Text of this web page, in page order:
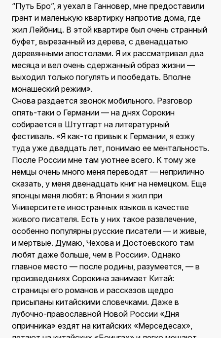
“Путь Бро”, я уехал в Ганновер, мне предоставили
грант и маленькую квартирку напротив дома, где
жил Лейбниц. В этой квартире был очень странный
буфет, вырезанный из дерева, с двенадцатью
деревянными апостолами. Я их рассматривал два
месяца и вел очень сдержанный образ жизни —
выходил только погулять и пообедать. Вполне
монашеский режим».
Снова раздается звонок мобильного. Разговор
опять-таки о Германии — на днях Сорокин
собирается в Штутгарт на литературный
фестиваль. «Я как-то привык к Германии, я езжу
туда уже двадцать лет, понимаю ее ментальность.
После России мне там уютнее всего. К тому же
немцы очень много меня переводят — неприлично
сказать, у меня двенадцать книг на немецком. Еще
японцы меня любят: в Японии я жил при
Университете иностранных языков в качестве
живого писателя. Есть у них такое развлечение,
особенно популярны русские писатели — и живые,
и мертвые. Думаю, Чехова и Достоевского там
любят даже больше, чем в России». Однако
главное место — после родины, разумеется, — в
произведениях Сорокина занимает Китай:
страницы его романов и рассказов щедро
присыпаны китайскими словечками. Даже в
лубочно-православной Новой России «Дня
опричника» ездят на китайских «Мерседесах»,